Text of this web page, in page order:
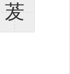
茇